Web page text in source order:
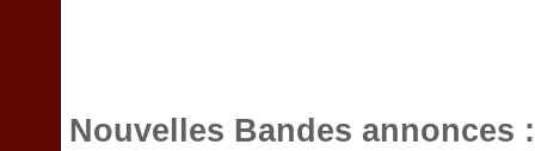
Nouvelles Bandes annonces